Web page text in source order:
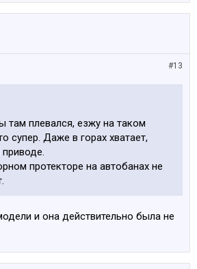
#13
там плевался, езжу на таком
супер. Даже в горах хватает,
протекторе на автобанах не
и она действительно была не